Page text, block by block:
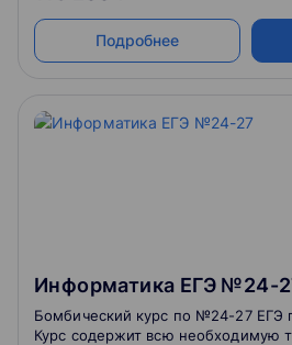
Подробнее
Информатика ЕГЭ №24-
Бомбический курс по №24-27 ЕГЭ
Курс содержит всю необходимую